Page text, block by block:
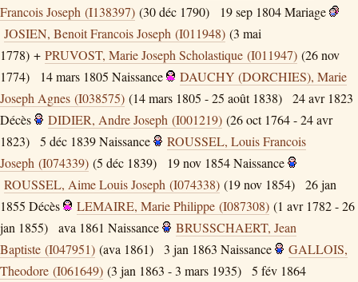
Francois Joseph (I138397) (30 déc 1790) 19 sep 1804Mariage
JOSIEN, Benoit Francois Joseph (I011948) (3 mai
1778) + PRUVOST, Marie Joseph Scholastique (I011947) (26 nov
1774)
14 mars 1805 Naissance
DAUCHY (DORCHIES), Marie
Joseph Agnes (I038575) (14 mars 1805 - 25 août 1838)
24 avr 1823
Décès
DIDIER, Andre Joseph (I001219) (26 oct 1764 - 24 avr
1823)
5 déc 1839Naissance
ROUSSEL, Louis Francois
Joseph (I074339) (5 déc 1839) 19 nov 1854Naissance
ROUSSEL, Aime Louis Joseph (I074338) (19 nov 1854)
26 jan
1855 Décès LEMAIRE, Marie Philippe (I087308) (1 avr 1782 - 26
jan 1855)
ava 1861 Naissance
BRUSSCHAERT, Jean
Baptiste (I047951) (ava 1861) 3 jan 1863 Naissance
GALLOIS,
Theodore (I061649) (3 jan 1863 - 3 mars 1935)
5 fév 1864